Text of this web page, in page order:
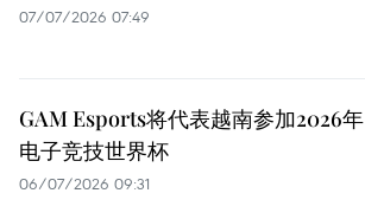
07/07/2026 07:49
GAM Esports将代表越南参加2026年
电子竞技世界杯
06/07/2026 09:31